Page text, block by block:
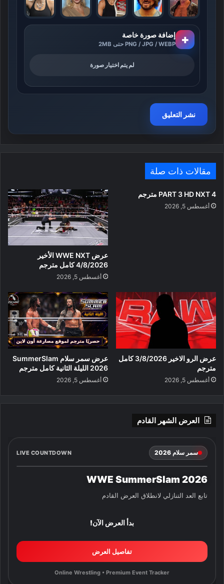
+ إضافة صورة خاصة
PNG / JPG / WEBP حتى 2MB
لم يتم اختيار صورة
مقالات ذات صلة
PART 3 HD NXT 4 مترجم
أغسطس 5, 2026
عرض WWE NXT الأخير
4/8/2026 كامل مترجم
أغسطس 5, 2026
عرض الرو الاخير 3/8/2026 كامل
مترجم
أغسطس 5, 2026
عرض سمر سلام SummerSlam
2026 الليلة الثانية كامل مترجم
أغسطس 5, 2026
العرض الشهر القادم
سمر سلام 2026 LIVE COUNTDOWN
WWE SummerSlam 2026
تابع العد التنازلي لانطلاق العرض القادم
بدأ العرض الآن!
تفاصيل العرض
Online Wrestling • Premium Event Tracker